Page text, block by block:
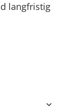
langfristig